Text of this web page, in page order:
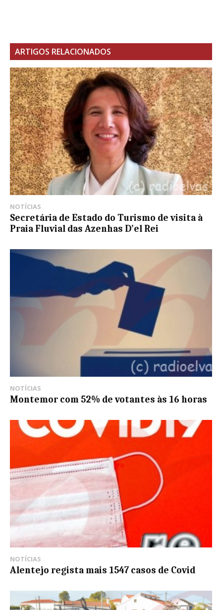
ARTIGOS RELACIONADOS
NOTÍCIAS
Secretária de Estado do Turismo de visita à
Praia Fluvial das Azenhas D’el Rei
NOTÍCIAS
Montemor com 52% de votantes às 16 horas
NOTÍCIAS
Alentejo regista mais 1547 casos de Covid